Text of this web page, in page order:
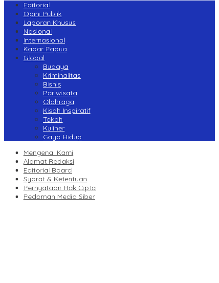
Editorial
Opini Publik
Laporan Khusus
Nasional
Internasional
Kabar Papua
Global
Budaya
Kriminalitas
Bisnis
Pariwisata
Olahraga
Kisah Inspiratif
Tokoh
Kuliner
Gaya Hidup
Mengenai Kami
Alamat Redaksi
Editorial Board
Syarat & Ketentuan
Pernyataan Hak Cipta
Pedoman Media Siber